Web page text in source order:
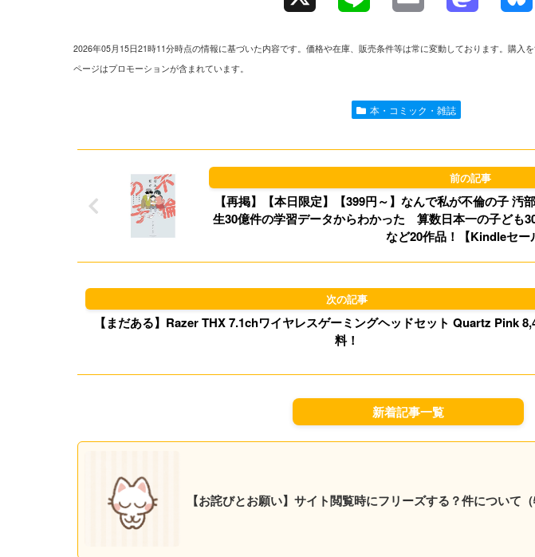
l
o
n
2026年05月15日21時11分時点の情報に基づいた内容です。価格や在庫、販売条件等は常に変動しております。購入
ページはプロモーションが含まれています。
本・コミック・雑誌
【再掲】【本日限定】【399円～】なんで私が不倫の子 汚
生30億件の学習データからわかった 算数日本一の子ども
など20作品！【Kindleセー
【まだある】Razer THX 7.1chワイヤレスゲーミングヘッドセット Quartz Pink
料！
新着記事一覧
【お詫びとお願い】サイト閲覧時にフリーズする？件について